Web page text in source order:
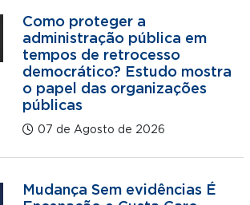
Como proteger a
administração pública em
tempos de retrocesso
democrático? Estudo mostra
o papel das organizações
públicas
07 de Agosto de 2026
Mudança Sem evidências É